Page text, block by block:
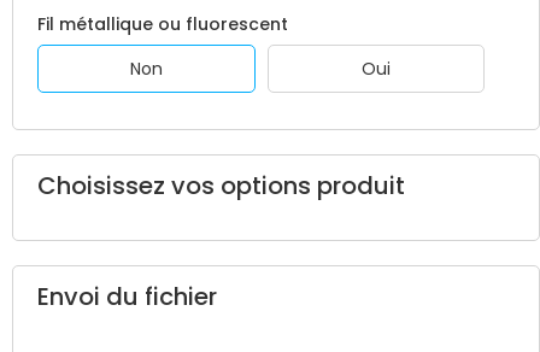
Fil métallique ou fluorescent
Non
Oui
Choisissez vos options produit
Envoi du fichier